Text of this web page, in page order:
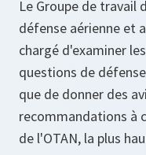
Le Groupe de travail
défense aérienne et
chargé d'examiner
questions de
que de donner des
recommandations à
de l'OTAN, la plus